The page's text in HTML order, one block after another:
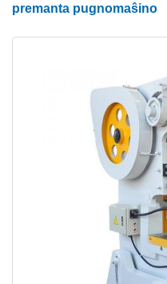
(2) Klankless
ekscentra ilara
lubrikado, aspekto kaj
ilara pugnostrukturo
strukturo. Kiam la bato
ilara punĉo estas pli
ke la prezo estas pli
4> Laŭ korpoformo
Laŭ la speco de
malferma-dorsa tipo C
premanta pugnomaŝino